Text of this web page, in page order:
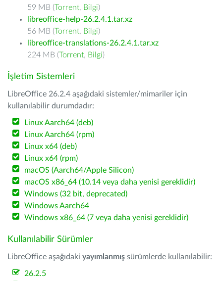
59 MB (Torrent, Bilgi)
libreoffice-help-26.2.4.1.tar.xz
56 MB (Torrent, Bilgi)
libreoffice-translations-26.2.4.1.tar.xz
224 MB (Torrent, Bilgi)
İşletim Sistemleri
LibreOffice 26.2.4 aşağıdaki sistemler/mimariler için
kullanılabilir durumdadır:
Linux Aarch64 (deb)
Linux Aarch64 (rpm)
Linux x64 (deb)
Linux x64 (rpm)
macOS (Aarch64/Apple Silicon)
macOS x86_64 (10.14 veya daha yenisi gereklidir)
Windows (32 bit, deprecated)
Windows Aarch64
Windows x86_64 (7 veya daha yenisi gereklidir)
Kullanılabilir Sürümler
LibreOffice aşağıdaki yayımlanmış sürümlerde kullanılabilir:
26.2.5